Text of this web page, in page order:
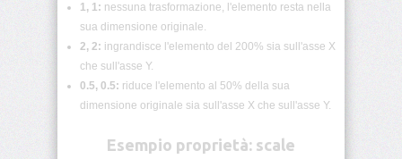
accent-
color
align-
1, 1: nessuna trasformazione, l'elemento resta nella
sua dimensione originale.
2, 2: ingrandisce l'elemento del 200% sia sull'asse X
che sull'asse Y.
0.5, 0.5: riduce l'elemento al 50% della sua
dimensione originale sia sull'asse X che sull'asse Y.
Esempio proprietà: scale